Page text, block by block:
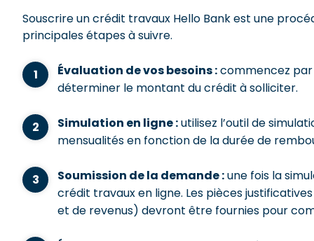
Souscrire un crédit travaux Hello Bank est une
principales étapes à suivre.
Évaluation de vos besoins :commencez par
déterminer le montant du crédit à solliciter.
Simulation en ligne :utilisez l’outil de
mensualités en fonction de la durée de
Soumission de la demande :une fois la
crédit travaux en ligne. Les pièces
et de revenus) devront être fournies pour